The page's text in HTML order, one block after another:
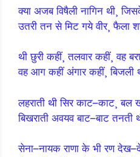
क्या अजब विषैली नागिन थी¸
उतरी तन से मिट गये वीर¸ फैला
थी छुरी कहीं¸ तलवार कहीं¸ वह
वह आग कहीं अंगार कहीं¸
लहराती थी सिर काट–काट¸ बल
बिखराती अवयव बाट–बाट
सेना–नायक राणा के भी रण